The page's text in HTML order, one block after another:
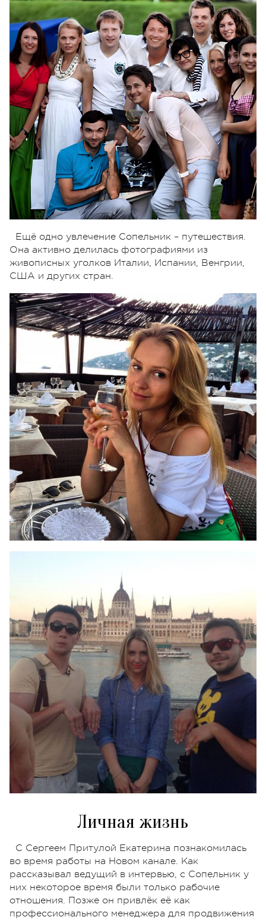
Ещё одно увлечение Сопельник – путешествия.
Она активно делилась фотографиями из
живописных уголков Италии, Испании, Венгрии,
США и других стран.
Личная жизнь
С Сергеем Притулой Екатерина познакомилась
во время работы на Новом канале. Как
рассказывал ведущий в интервью, с Сопельник у
них некоторое время были только рабочие
отношения. Позже он привлёк её как
профессионального менеджера для продвижения